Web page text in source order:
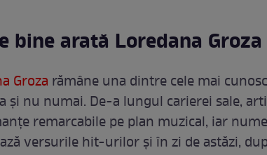
bine arată Loredana Groza
Groza rămâne una dintre cele mai
și nu numai. De-a lungul carierei sale,
remarcabile pe plan muzical, iar
versurile hit-urilor și în zi de astăzi,